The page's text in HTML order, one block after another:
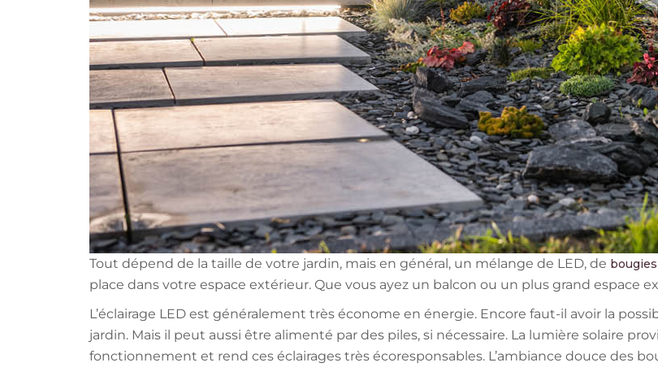
Tout dépend de la taille de votre jardin, mais en général, un mélange de LED, de bougies
place dans votre espace extérieur. Que vous ayez un balcon ou un plus grand espace
L’éclairage LED est généralement très économe en énergie. Encore faut-il avoir la
jardin. Mais il peut aussi être alimenté par des piles, si nécessaire. La lumière solaire
fonctionnement et rend ces éclairages très écoresponsables. L’ambiance douce des